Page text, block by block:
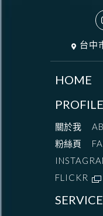
HOME
PROFILE
關於我
粉絲頁
FLICKR
SERVICE
台中